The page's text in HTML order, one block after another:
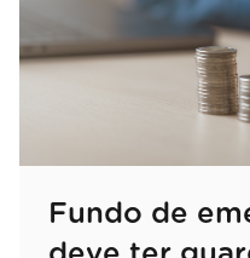
Fundo de